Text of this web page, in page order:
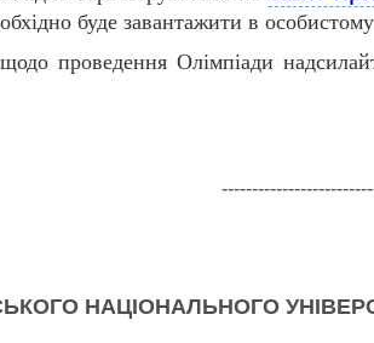
буде завантажити в особистому
проведення Олімпіади
НАЦІОНАЛЬНОГО